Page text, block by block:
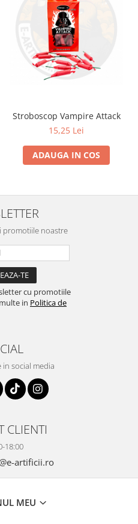
Stroboscop Vampire Attack
15,25 Lei
ADAUGA IN COS
promotiile noastre
cu promotiile
in Politica de
in social media
CLIENTI
18:00
artificii.ro
MEU